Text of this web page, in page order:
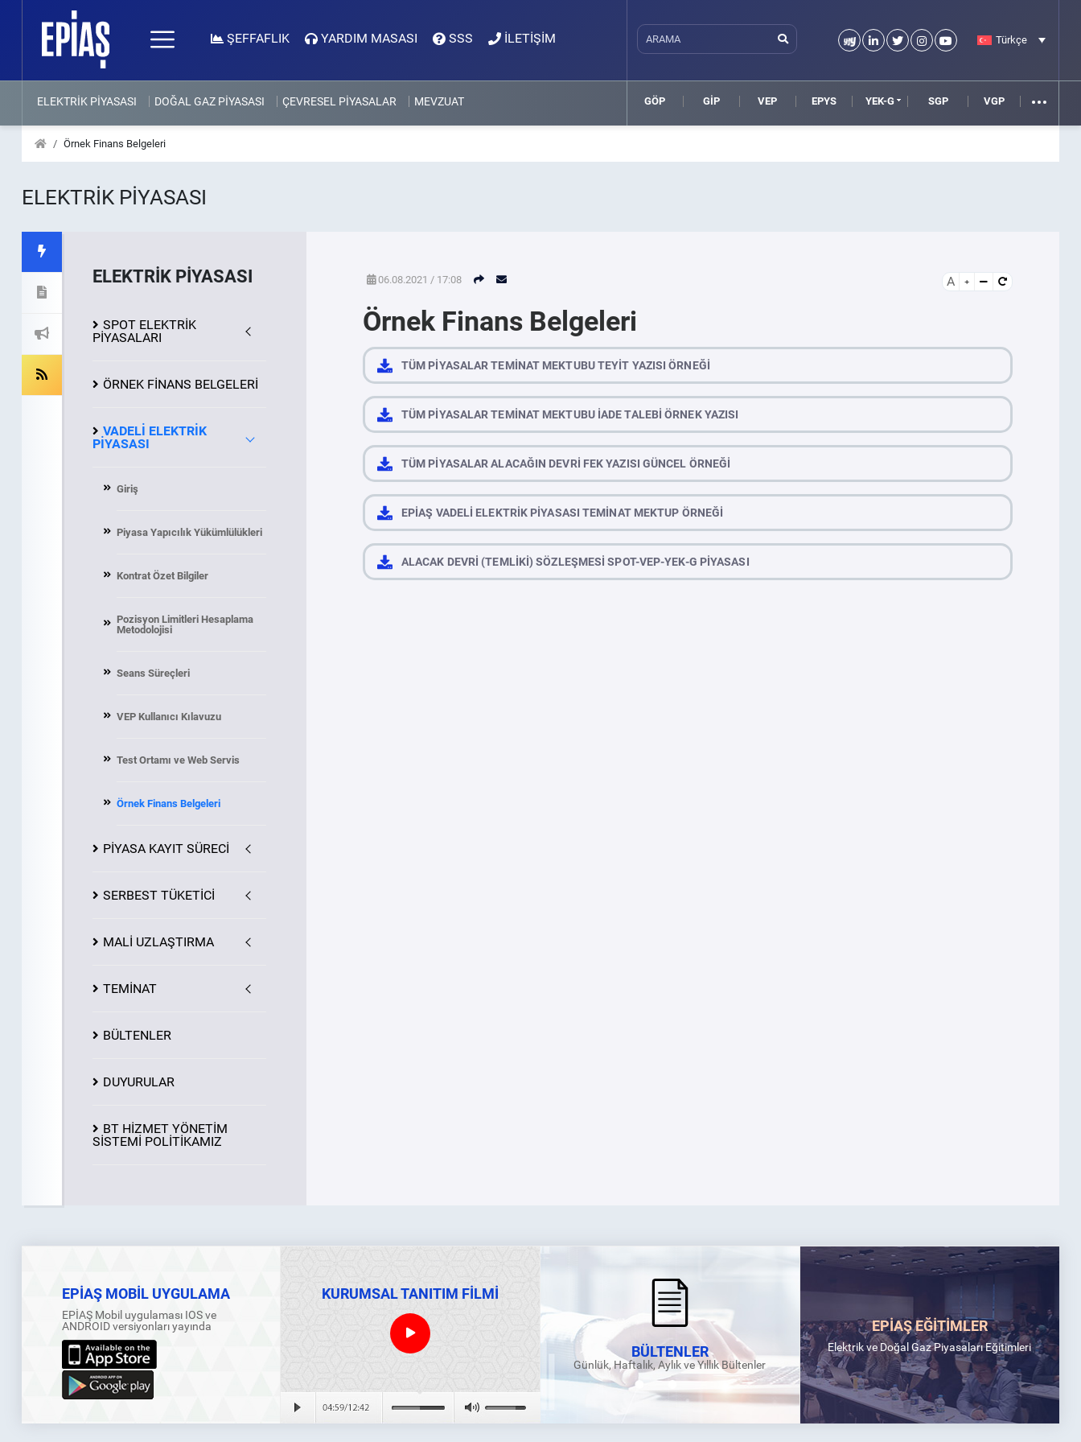
ŞEFFAFLIK YARDIM MASASI SSS İLETİŞİM Türkçe
ELEKTRİK PİYASASI DOĞAL GAZ PİYASASI ÇEVRESEL PİYASALAR MEVZUAT GÖP GİP VEP EPYS YEK-G SGP VGP
Örnek Finans Belgeleri
ELEKTRİK PİYASASI
ELEKTRİK PİYASASI
SPOT ELEKTRİK
PİYASALARI
ÖRNEK FİNANS BELGELERİ
VADELİ ELEKTRİK
PİYASASI
Giriş
Piyasa Yapıcılık Yükümlülükleri
Kontrat Özet Bilgiler
Pozisyon Limitleri Hesaplama
Metodolojisi
Seans Süreçleri
VEP Kullanıcı Kılavuzu
Test Ortamı ve Web Servis
Örnek Finans Belgeleri
PİYASAKAYIT SÜRECİ
SERBEST TÜKETİCİ
MALİ UZLAŞTIRMA
TEMİNAT
BÜLTENLER
DUYURULAR
BT HİZMET YÖNETİM
SİSTEMİ POLİTİKAMIZ
06.08.2021 / 17:08 A
Örnek Finans Belgeleri
TÜM PİYASALAR TEMİNAT MEKTUBU TEYİT YAZISI ÖRNEĞİ
TÜM PİYASALAR TEMİNAT MEKTUBU İADE TALEBİ ÖRNEK YAZISI
TÜM PİYASALAR ALACAĞIN DEVRİ FEK YAZISI GÜNCEL ÖRNEĞİ
EPİAŞ VADELİ ELEKTRİK PİYASASI TEMİNAT MEKTUP ÖRNEĞİ
ALACAK DEVRİ (TEMLİKİ) SÖZLEŞMESİ SPOT-VEP-YEK-G PİYASASI
EPİAŞ MOBİL UYGULAMA
EPİAŞ Mobil uygulaması IOS ve
ANDROID versiyonları yayında
KURUMSAL TANITIM FİLMİ
BÜLTENLER
Günlük, Haftalık, Aylık ve Yıllık Bültenler
EPİAŞ EĞİTİMLER
Elektrik ve Doğal Gaz Piyasaları Eğitimleri